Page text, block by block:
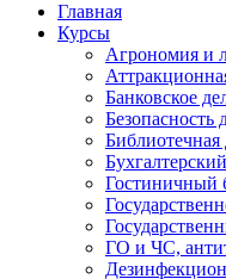
Главная
Курсы
Агрономия и
Банковское
Библиотечная
Гостиничный
ГО и ЧС,